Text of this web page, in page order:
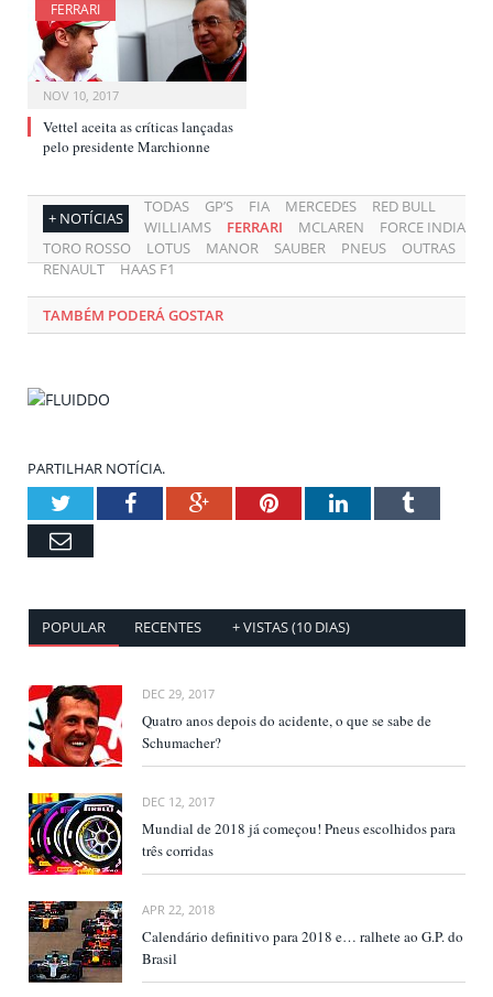
FERRARI
NOV 10, 2017
Vettel aceita as críticas lançadas
pelo presidente Marchionne
+ NOTÍCIAS
TODAS GP’S FIA MERCEDES
RED BULL
WILLIAMS
FERRARI MCLAREN
FORCE INDIA
TORO ROSSO
LOTUS MANOR SAUBER PNEUS
OUTRAS
RENAULT
HAAS F1
TAMBÉM PODERÁ GOSTAR
PARTILHAR NOTÍCIA.
TwitterFacebookGoogle+PinterestLinkedInTumblr
Email
POPULAR RECENTES + VISTAS (10 DIAS)
DEC 29, 2017
Quatro anos depois do acidente, o que se sabe de
Schumacher?
DEC 12, 2017
Mundial de 2018 já começou! Pneus escolhidos para
três corridas
APR 22, 2018
Calendário definitivo para 2018 e… ralhete ao G.P. do
Brasil